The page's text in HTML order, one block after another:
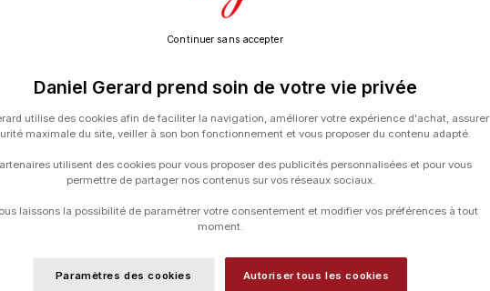
Daniel Gerard prend soin de votre vie privée
utilise des cookies afin de faciliter la navigation, améliorer votre expérience d'achat, assurer
maximale du site, veiller à son bon fonctionnement et vous proposer du contenu adapté.
utilisent des cookies pour vous proposer des publicités personnalisées et pour vous
permettre de partager nos contenus sur vos réseaux sociaux.
laissons la possibilité de paramétrer votre consentement et modifier vos préférences à tout
moment.
Paramètres des cookies Autoriser tous les cookies
Continuer sans accepter